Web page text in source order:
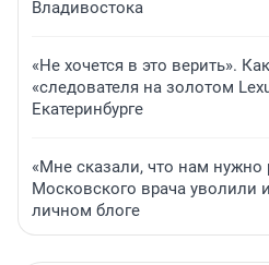
Владивостока
«Не хочется в это верить».
«следователя на золотом
Екатеринбурге
«Мне сказали, что нам нужно
Московского врача уволили
личном блоге